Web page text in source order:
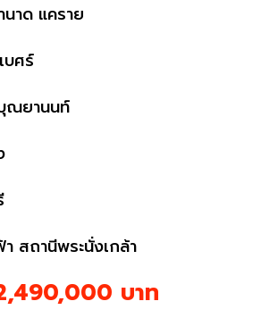
าด แคราย
บศร์
ณยานนท์
สถานีพระนั่งเกล้า
บาท